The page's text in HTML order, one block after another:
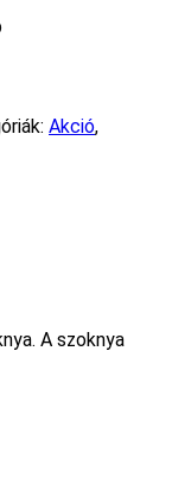
Akció,
A szoknya